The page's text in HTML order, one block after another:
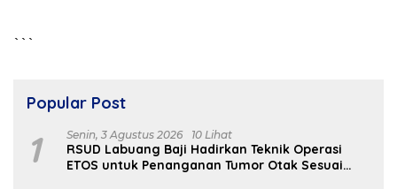
```
Popular Post
1 Senin, 3 Agustus 2026 10 Lihat
RSUD Labuang Baji Hadirkan Teknik Operasi
ETOS untuk Penanganan Tumor Otak Sesuai